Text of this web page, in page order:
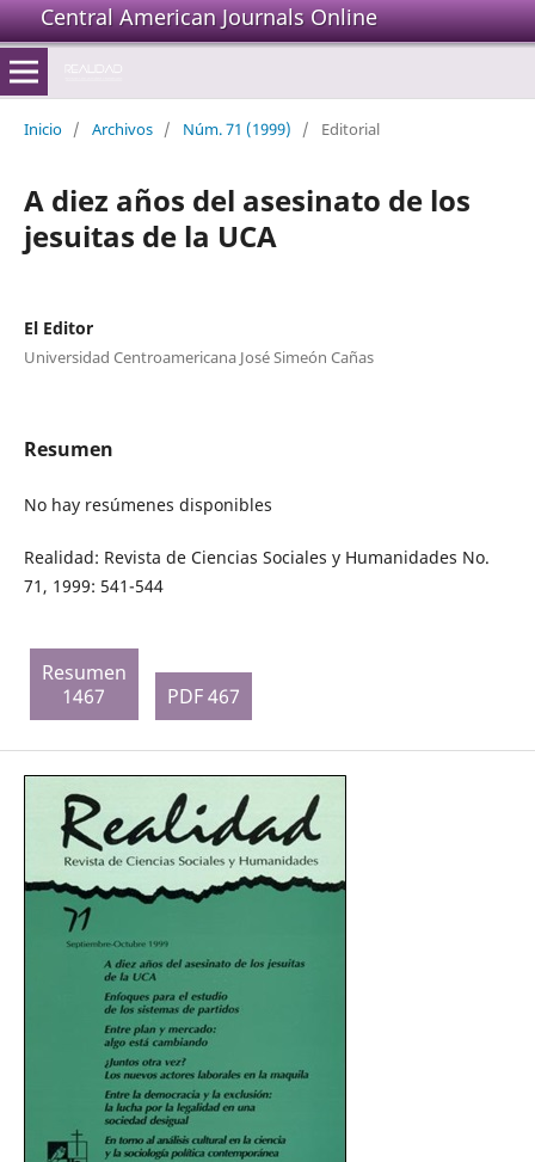
Central American Journals Online
Inicio / Archivos / Núm. 71 (1999) / Editorial
A diez años del asesinato de los
jesuitas de la UCA
El Editor
Universidad Centroamericana José Simeón Cañas
Resumen
No hay resúmenes disponibles
Realidad: Revista de Ciencias Sociales y Humanidades No.
71, 1999: 541-544
Resumen
1467
PDF 467